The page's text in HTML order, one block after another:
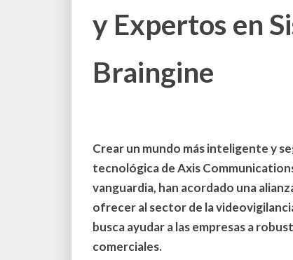
y Expertos en
Braingine
Crear un mundo más inteligente y
tecnológica de Axis
vanguardia, han acordado una
ofrecer al sector de la
busca ayudar a las empresas a
comerciales.